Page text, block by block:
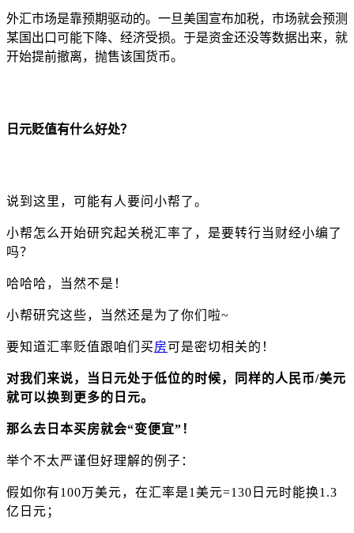
外汇市场是靠预期驱动的。一旦美国宣布加税，市场就会预测
某国出口可能下降、经济受损。于是资金还没等数据出来，就
开始提前撤离，抛售该国货币。
日元贬值有什么好处？
说到这里，可能有人要问小帮了。
小帮怎么开始研究起关税汇率了，是要转行当财经小编了
吗？
哈哈哈，当然不是！
小帮研究这些，当然还是为了你们啦~
要知道汇率贬值跟咱们买房可是密切相关的！
对我们来说， 当日元处于低位的时候，同样的人民币/美元
就可以换到更多的日元。
那么去日本买房就会“变便宜”！
举个不太严谨但好理解的例子：
假如你有100万美元，在汇率是1美元=130日元时能换1.3
亿日元；